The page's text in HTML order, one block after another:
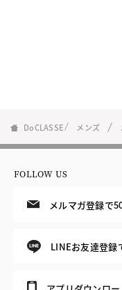
DoCLASSE メンズ
FOLLOW US
メルマガ登録で
LINEお友達登録